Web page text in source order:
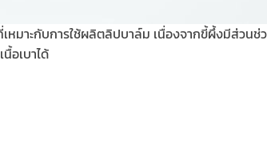
หมาะกับการใช้ผลิตลิปบาล์ม เนื่องจากขี้ผึ้งมีส่ว
อเบาได้